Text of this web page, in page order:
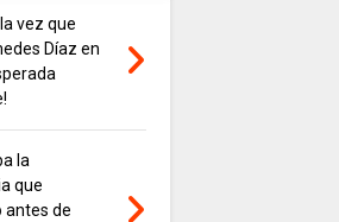
vez que
Díaz en
la
que
antes de